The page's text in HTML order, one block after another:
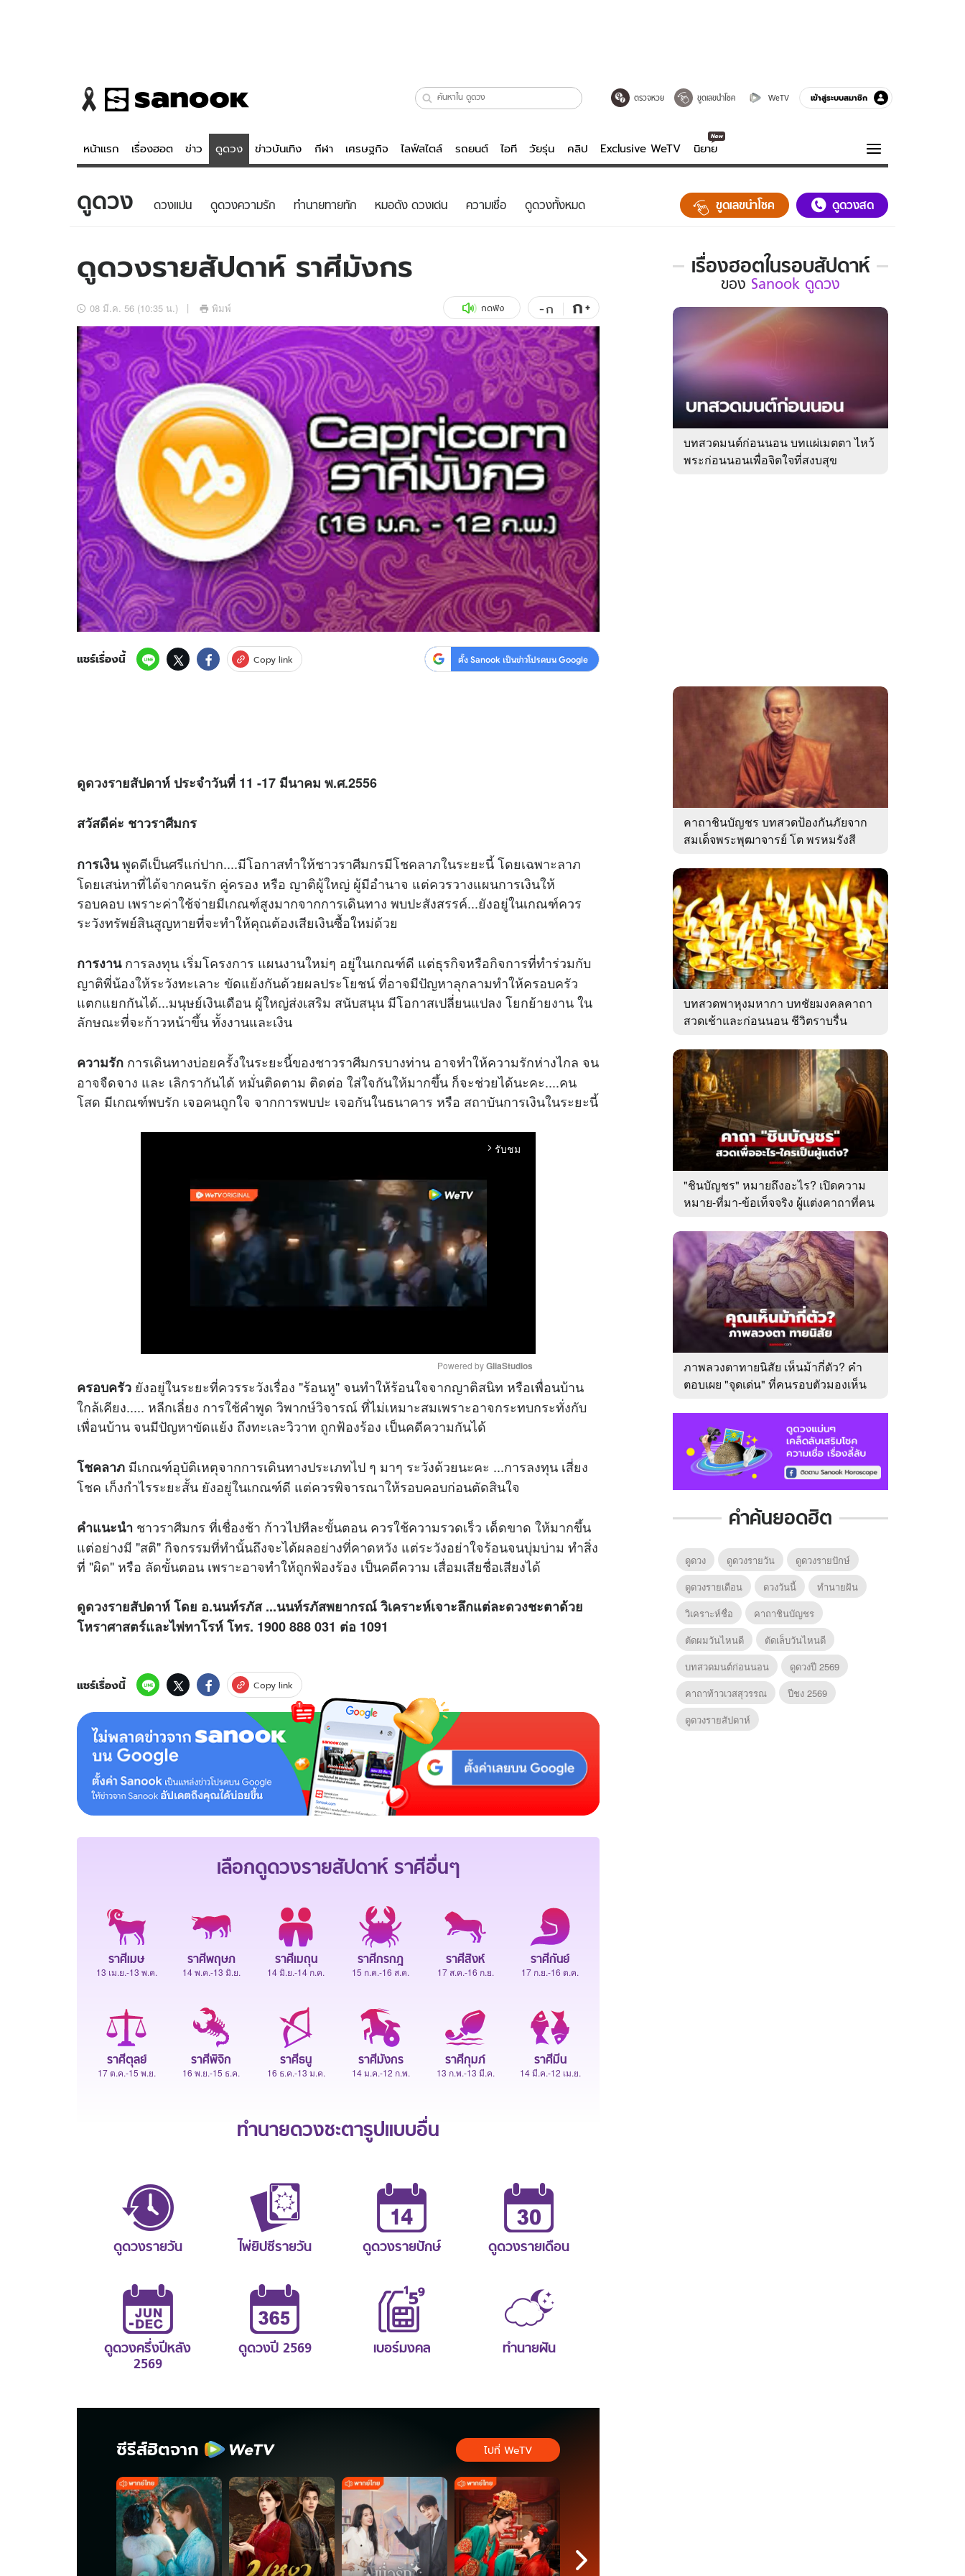
ตรวจหวย ขูดเลขนำโชค WeTV เข้าสู่ระบบสมาชิก
หน้าแรก เรื่องฮอต ข่าว ดูดวง ข่าวบันเทิง กีฬา เศรษฐกิจ ไลฟ์สไตล์ รถยนต์ ไอที วัยรุ่น คลิป Exclusive WeTV นิยาย
ข่าว
ข่าวบันเทิง
อัปเดตจีน
เช็กข่าวชัวร์
ดูดวง - ตรวจหวย
สถิติหวยไทย
ไลฟ์สไตล์
รถยนต์
สุขภาพ
เที่ยว-กิน
Tasteful Thailand
Sanook Choice
คลิป
พอดแคสต์
ดูทีวี
WeTV
Exclusive WeTV
นิยาย
ความรู้รอบตัว
ฮาวทู
ดาวน์โหลดสนุกแอปฟรี ติดตามสนุกโซเชียลได้ที่
สงวนลิขสิทธิ์ © 2569 บริษัท อิมเมจ ฟิวเจอร์ (ประเทศไทย) จำกัด
ดูดวง ดวงแม่น ดูดวงความรัก ทํานายทายทัก หมอดัง ดวงเด่น ความเชื่อ ดูดวงทั้งหมด ขูดเลขนำโชค ดูดวงสด
ดูดวงรายสัปดาห์ ราศีมังกร
08 มี.ค. 56 (10:35 น.) พิมพ์ กดฟัง -ก ก+
แชร์เรื่องนี้ Copy link ตั้ง Sanook เป็นข่าวโปรดบน Google
ดูดวงรายสัปดาห์ ประจำวันที่ 11 -17 มีนาคม พ.ศ.2556
สวัสดีค่ะ ชาวราศีมกร
การเงินพูดดีเป็นศรีแก่ปาก....มีโอกาสทำให้ชาวราศีมกรมีโชคลาภในระยะนี้ โดยเฉพาะลาภ
โดยเสน่หาที่ได้จากคนรัก คู่ครอง หรือ ญาติผู้ใหญ่ ผู้มีอำนาจ แต่ควรวางแผนการเงินให้
รอบคอบ เพราะค่าใช้จ่ายมีเกณฑ์สูงมากจากการเดินทาง พบปะสังสรรค์...ยังอยู่ในเกณฑ์ควร
ระวังทรัพย์สินสูญหายที่จะทำให้คุณต้องเสียเงินซื้อใหม่ด้วย
การงานการลงทุน เริ่มโครงการ แผนงานใหม่ๆ อยู่ในเกณฑ์ดี แต่ธุรกิจหรือกิจการที่ทำร่วมกับ
ญาติพี่น้องให้ระวังทะเลาะ ขัดแย้งกันด้วยผลประโยชน์ ที่อาจมีปัญหาลุกลามทำให้ครอบครัว
แตกแยกกันได้...มนุษย์เงินเดือน ผู้ใหญ่ส่งเสริม สนับสนุน มีโอกาสเปลี่ยนแปลง โยกย้ายงาน ใน
ลักษณะที่จะก้าวหน้าขึ้น ทั้งงานและเงิน
ความรัก การเดินทางบ่อยครั้งในระยะนี้ของชาวราศีมกรบางท่าน อาจทำให้ความรักห่างไกล จน
อาจจืดจาง และ เลิกรากันได้ หมั่นติดตาม ติดต่อ ใส่ใจกันให้มากขึ้น ก็จะช่วยได้นะคะ....คน
โสด มีเกณฑ์พบรัก เจอคนถูกใจ จากการพบปะ เจอกันในธนาคาร หรือ สถาบันการเงินในระยะนี้
arrow_forward_ios รับชม
M
u
e
Powered by GliaStudios
ครอบครัว ยังอยู่ในระยะที่ควรระวังเรื่อง "ร้อนหู" จนทำให้ร้อนใจจากญาติสนิท หรือเพื่อนบ้าน
ใกล้เคียง..... หลีกเลี่ยง การใช้คำพูด วิพากษ์วิจารณ์ ที่ไม่เหมาะสมเพราะอาจกระทบกระทั่งกับ
เพื่อนบ้าน จนมีปัญหาขัดแย้ง ถึงทะเละวิวาท ถูกฟ้องร้อง เป็นคดีความกันได้
โชคลาภ มีเกณฑ์อุบัติเหตุจากการเดินทางประเภทไป ๆ มาๆ ระวังด้วยนะคะ ...การลงทุน เสี่ยง
โชค เก็งกำไรระยะสั้น ยังอยู่ในเกณฑ์ดี แต่ควรพิจารณาให้รอบคอบก่อนตัดสินใจ
คำแนะนำ ชาวราศีมกร ที่เชื่องช้า ก้าวไปทีละขั้นตอน ควรใช้ความรวดเร็ว เด็ดขาด ให้มากขึ้น
แต่อย่างมี "สติ" กิจกรรมที่ทำนั้นถึงจะได้ผลอย่างที่คาดหวัง แต่ระวังอย่าใจร้อนจนบุ่มบ่าม ทำสิ่ง
ที่ "ผิด" หรือ ลัดขั้นตอน เพราะอาจทำให้ถูกฟ้องร้อง เป็นคดีความ เสื่อมเสียชื่อเสียงได้
ดูดวงรายสัปดาห์ โดย อ.นนท์รภัส ...นนท์รภัสพยากรณ์ วิเคราะห์เจาะลึกแต่ละดวงชะตาด้วย
โหราศาสตร์และไพ่ทาโรห์ โทร. 1900 888 031 ต่อ 1091
แชร์เรื่องนี้ Copy link
เลือกดูดวงรายสัปดาห์ราศีอื่นๆ
ราศีเมษ
13 เม.ย.-13 พ.ค.
ราศีพฤษภ
14 พ.ค.-13 มิ.ย.
ราศีเมถุน
14 มิ.ย.-14 ก.ค.
ราศีกรกฎ
15 ก.ค.-16 ส.ค.
ราศีสิงห์
17 ส.ค.-16 ก.ย.
ราศีกันย์
17 ก.ย.-16 ต.ค.
ราศีตุลย์
17 ต.ค.-15 พ.ย.
ราศีพิจิก
16 พ.ย.-15 ธ.ค.
ราศีธนู
16 ธ.ค.-13 ม.ค.
ราศีมังกร
14 ม.ค.-12 ก.พ.
ราศีกุมภ์
13 ก.พ.-13 มี.ค.
ราศีมีน
14 มี.ค.-12 เม.ย.
ทำนายดวงชะตารูปแบบอื่น
ดูดวงรายวัน ไพ่ยิปซีรายวัน ดูดวงรายปักษ์ ดูดวงรายเดือน
ดูดวงครึ่งปีหลัง
2569
ดูดวงปี 2569 เบอร์มงคล ทำนายฝัน
ซีรีส์ฮิตจาก ไปที่ WeTV
เรื่องฮอตในรอบสัปดาห์
เรื่อง
ใน
รอบ
ของ
Sanook
ดูด
ของ Sanook ดูดวง
บทสวดมนต์ก่อนนอน บทแผ่เมตตา ไหว้
พระก่อนนอนเพื่อจิตใจที่สงบสุข
คาถาชินบัญชร บทสวดป้องกันภัยจาก
สมเด็จพระพุฒาจารย์ โต พรหมรังสี
บทสวดพาหุงมหากา บทชัยมงคลคาถา
สวดเช้าและก่อนนอน ชีวิตราบรื่น
"ชินบัญชร" หมายถึงอะไร? เปิดความ
หมาย-ที่มา-ข้อเท็จจริง ผู้แต่งคาถาที่คน
ภาพลวงตาทายนิสัย เห็นม้ากี่ตัว? คำ
ตอบเผย "จุดเด่น" ที่คนรอบตัวมองเห็น
คำค้นยอดฮิต
ดูดวง ดูดวงรายวัน
ดูดวงรายปักษ์
ดูดวงรายเดือน
ดวงวันนี้
ทํานายฝัน
วิเคราะห์ชื่อ
คาถาชินบัญชร
ตัดผมวันไหนดี
ตัดเล็บวันไหนดี
บทสวดมนต์ก่อนนอน
ดูดวงปี 2569
คาถาท้าวเวสสุวรรณ
ปีชง 2569
ดูดวงรายสัปดาห์